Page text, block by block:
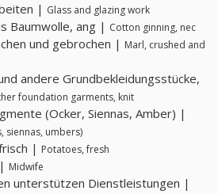
| Glass and glazing work
Baumwolle, ang | Cotton ginning, nec
und gebrochen | Marl, crushed and
andere Grundbekleidungsstücke,
foundation garments, knit
(Ocker, Siennas, Amber) |
siennas, umbers)
| Potatoes, fresh
Midwife
unterstützen Dienstleistungen |